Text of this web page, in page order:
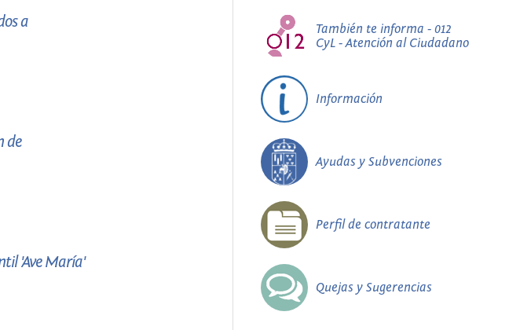
a
de
'Ave María'
También te informa - 012
CyL - Atención al Ciudadano
Información
Ayudas y Subvenciones
Perfil de contratante
Quejas y Sugerencias